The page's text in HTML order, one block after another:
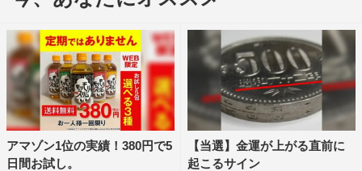
アメリカで発表されたと同時に日本でも話題になり、心待
ちにしているファンが多数いることを示した。
そんなファン待望の最新作「チャイルド・プレイ～チャッ
キーの狂気病棟～」は、11月8日（水）ブルーレイ＆DVD
リリース。
アマゾン1位の実績！380円で5
日間お試し。
【当選】金運が上がる直前に
起こるサイン